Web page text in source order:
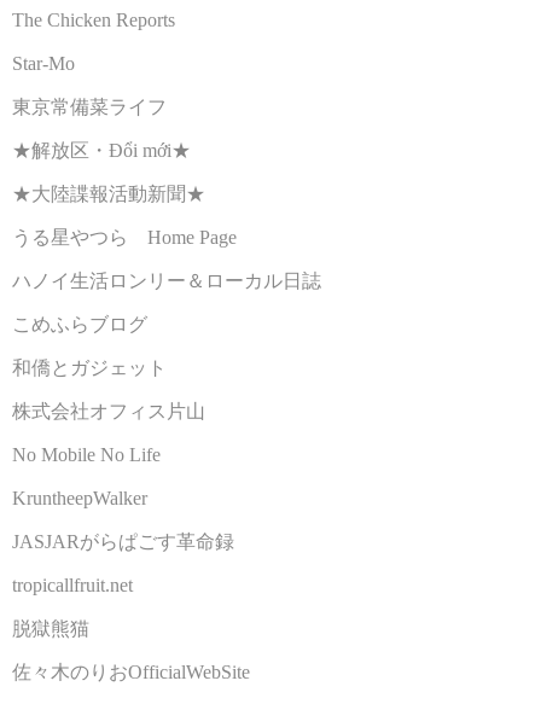
The Chicken Reports
Star-Mo
東京常備菜ライフ
★解放区・Đổi mới★
★大陸諜報活動新聞★
うる星やつら Home Page
ハノイ生活ロンリー＆ローカル日誌
こめふらブログ
和僑とガジェット
株式会社オフィス片山
No Mobile No Life
KruntheepWalker
JASJARがらぱごす革命録
tropicallfruit.net
脱獄熊猫
佐々木のりおOfficialWebSite